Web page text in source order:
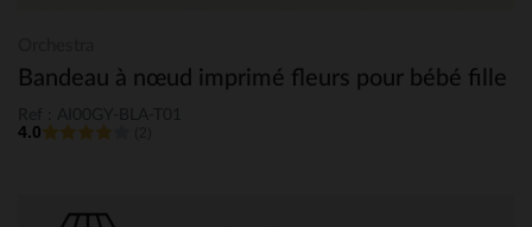
Bandeau à nœud imprimé fleurs pour bébé fille
4.0